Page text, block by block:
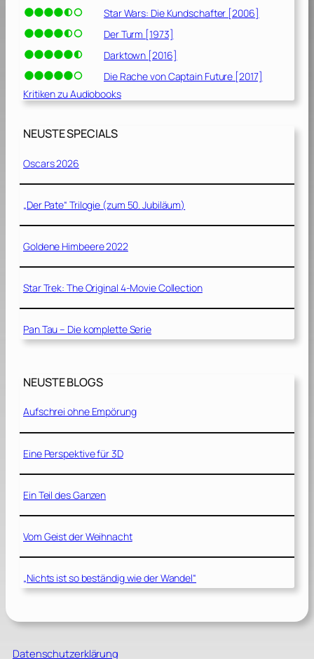
Star Wars: Die Kundschafter [2006]
Der Turm [1973]
Darktown [2016]
Die Rache von Captain Future [2017]
Kritiken zu Audiobooks
NEUSTE SPECIALS
Oscars 2026
„Der Pate“ Trilogie (zum 50. Jubiläum)
Goldene Himbeere 2022
Star Trek: The Original 4-Movie Collection
Pan Tau – Die komplette Serie
NEUSTE BLOGS
Aufschrei ohne Empörung
Eine Perspektive für 3D
Ein Teil des Ganzen
Vom Geist der Weihnacht
„Nichts ist so beständig wie der Wandel“
Datenschutzerklärung